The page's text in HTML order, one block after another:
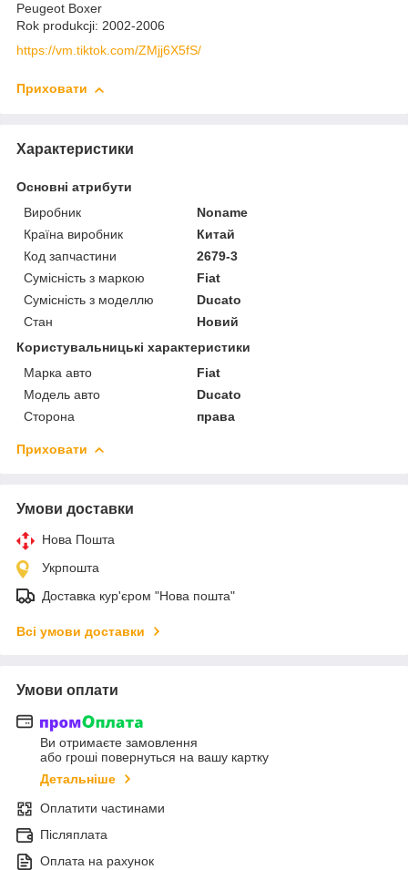
Peugeot Boxer
Rok produkcji: 2002-2006
https://vm.tiktok.com/ZMjj6X5fS/
Приховати
Характеристики
Основні атрибути
Виробник
Noname
Країна виробник
Китай
Код запчастини
2679-3
Сумісність з маркою
Fiat
Сумісність з моделлю
Ducato
Стан
Новий
Користувальницькі характеристики
Марка авто
Fiat
Модель авто
Ducato
Сторона
права
Приховати
Умови доставки
Нова Пошта
Укрпошта
Доставка кур'єром "Нова пошта"
Всі умови доставки
Умови оплати
Ви отримаєте замовлення
або гроші повернуться на вашу картку
Детальніше
Оплатити частинами
Післяплата
Оплата на рахунок